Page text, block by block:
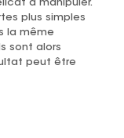
à manipuler.
plus simples
la même
sont alors
peut être